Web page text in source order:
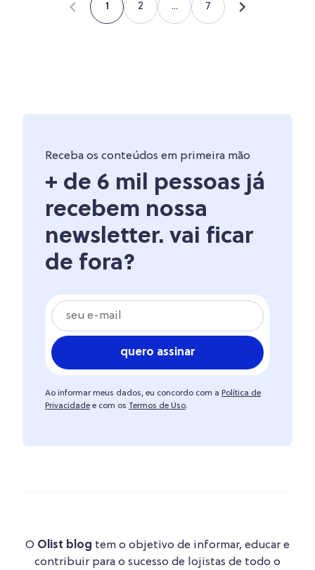
1 2 ... 7
Receba os conteúdos em primeira mão
+ de 6 mil pessoas já
recebem nossa
newsletter. vai ficar
de fora?
quero assinar
Ao informar meus dados, eu concordo com a Política de
Privacidade e com os Termos de Uso.
O Olist blog tem o objetivo de informar, educar e
contribuir para o sucesso de lojistas de todo o